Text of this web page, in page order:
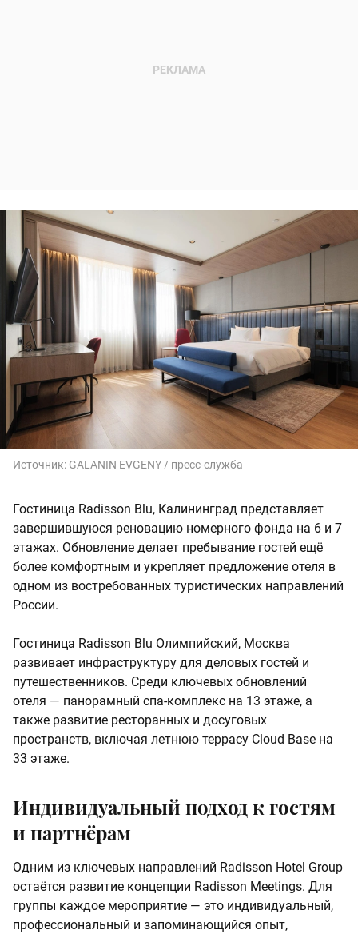
Источник: GALANIN EVGENY / пресс-служба
Гостиница Radisson Blu, Калининград представляет
завершившуюся реновацию номерного фонда на 6 и 7
этажах. Обновление делает пребывание гостей ещё
более комфортным и укрепляет предложение отеля в
одном из востребованных туристических направлений
России.
Гостиница Radisson Blu Олимпийский, Москва
развивает инфраструктуру для деловых гостей и
путешественников. Среди ключевых обновлений
отеля — панорамный спа-комплекс на 13 этаже, а
также развитие ресторанных и досуговых
пространств, включая летнюю террасу Cloud Base на
33 этаже.
Индивидуальный подход к гостям
и партнёрам
Одним из ключевых направлений Radisson Hotel Group
остаётся развитие концепции Radisson Meetings. Для
группы каждое мероприятие — это индивидуальный,
профессиональный и запоминающийся опыт,